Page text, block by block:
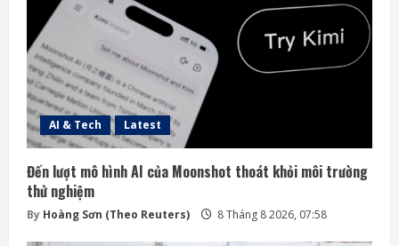
AI & Tech Latest
Đến lượt mô hình AI của Moonshot thoát khỏi môi trường
thử nghiệm
By Hoàng Sơn (Theo Reuters) 8 Tháng 8 2026, 07:58